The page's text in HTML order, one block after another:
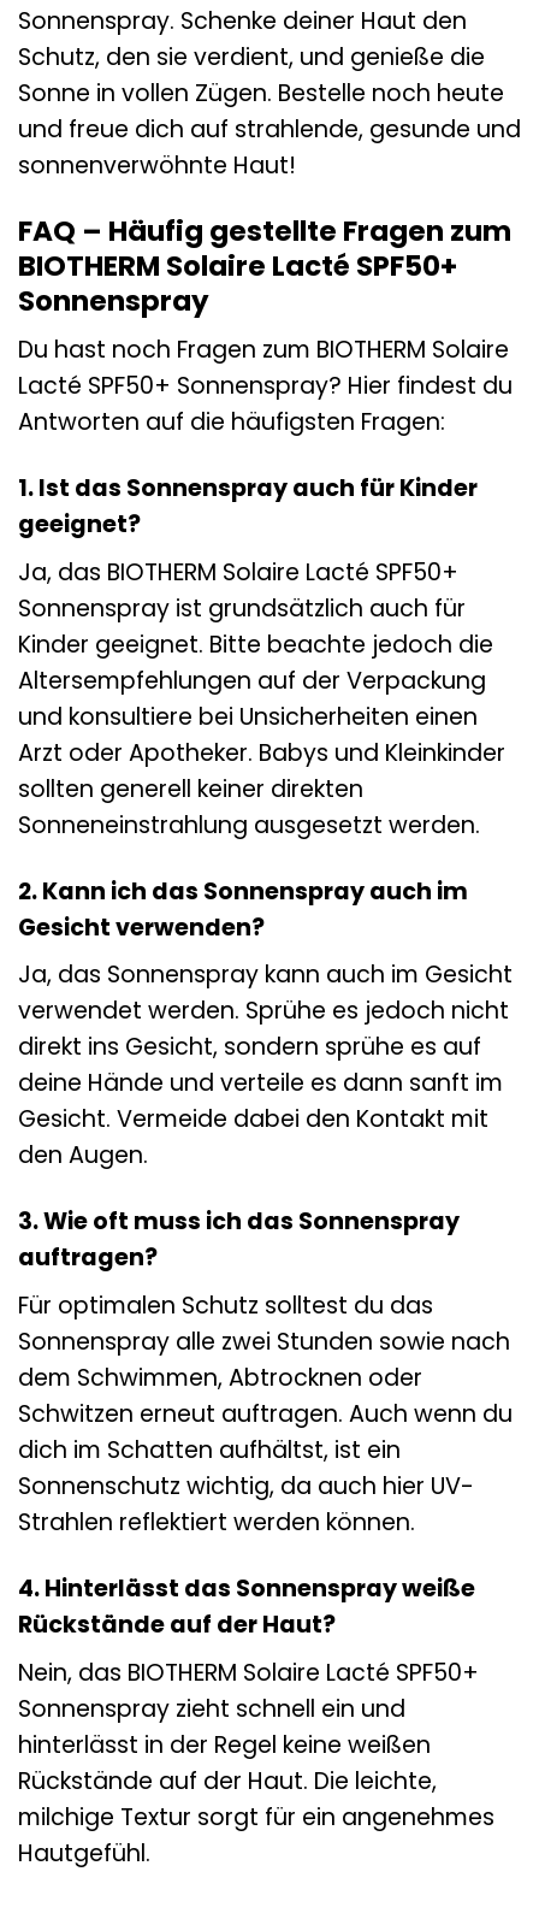
Sonnenspray. Schenke deiner Haut den
Schutz, den sie verdient, und genieße die
Sonne in vollen Zügen. Bestelle noch heute
und freue dich auf strahlende, gesunde und
sonnenverwöhnte Haut!
FAQ – Häufig gestellte Fragen zum
BIOTHERM Solaire Lacté SPF50+
Sonnenspray
Du hast noch Fragen zum BIOTHERM Solaire
Lacté SPF50+ Sonnenspray? Hier findest du
Antworten auf die häufigsten Fragen:
1. Ist das Sonnenspray auch für Kinder
geeignet?
Ja, das BIOTHERM Solaire Lacté SPF50+
Sonnenspray ist grundsätzlich auch für
Kinder geeignet. Bitte beachte jedoch die
Altersempfehlungen auf der Verpackung
und konsultiere bei Unsicherheiten einen
Arzt oder Apotheker. Babys und Kleinkinder
sollten generell keiner direkten
Sonneneinstrahlung ausgesetzt werden.
2. Kann ich das Sonnenspray auch im
Gesicht verwenden?
Ja, das Sonnenspray kann auch im Gesicht
verwendet werden. Sprühe es jedoch nicht
direkt ins Gesicht, sondern sprühe es auf
deine Hände und verteile es dann sanft im
Gesicht. Vermeide dabei den Kontakt mit
den Augen.
3. Wie oft muss ich das Sonnenspray
auftragen?
Für optimalen Schutz solltest du das
Sonnenspray alle zwei Stunden sowie nach
dem Schwimmen, Abtrocknen oder
Schwitzen erneut auftragen. Auch wenn du
dich im Schatten aufhältst, ist ein
Sonnenschutz wichtig, da auch hier UV-
Strahlen reflektiert werden können.
4. Hinterlässt das Sonnenspray weiße
Rückstände auf der Haut?
Nein, das BIOTHERM Solaire Lacté SPF50+
Sonnenspray zieht schnell ein und
hinterlässt in der Regel keine weißen
Rückstände auf der Haut. Die leichte,
milchige Textur sorgt für ein angenehmes
Hautgefühl.